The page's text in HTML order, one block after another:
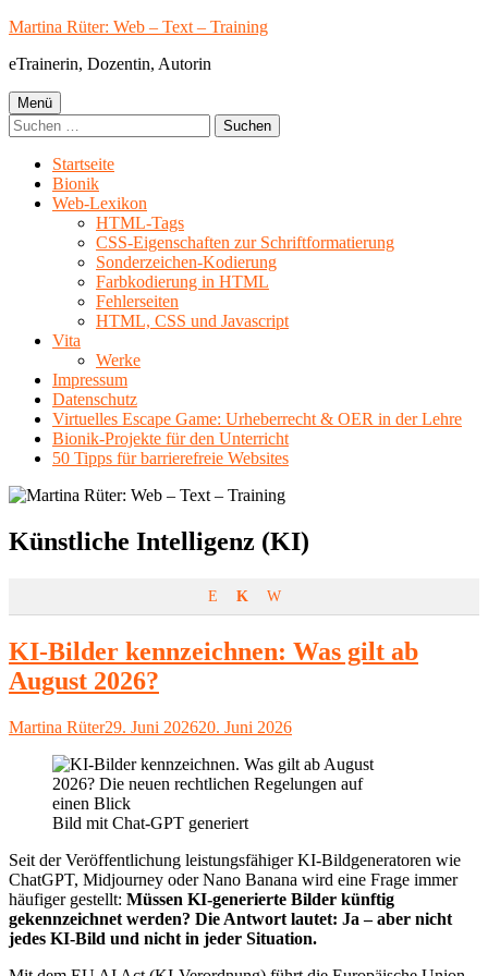
Springe
Inhalt
Martina Rüter: Web – Text – Training
eTrainerin, Dozentin, Autorin
Primäres
Menü
Menü
Suchen
nach:
Startseite
Bionik
Web-Lexikon
HTML-Tags
CSS-Eigenschaften zur Schriftformatierung
Sonderzeichen-Kodierung
Farbkodierung in HTML
Fehlerseiten
HTML, CSS und Javascript
Vita
Werke
Impressum
Datenschutz
Virtuelles Escape Game: Urheberrecht & OER in der Lehre
Bionik-Projekte für den Unterricht
50 Tipps für barrierefreie Websites
Schlagwort:
Künstliche Intelligenz (KI)
E K W
KI-Bilder kennzeichnen: Was gilt ab
August 2026?
Autor
Martina RüterVeröffentlicht
29. Juni 202620. Juni 2026
Bild mit Chat-GPT generiert
Seit der Veröffentlichung leistungsfähiger KI-Bildgeneratoren wie
ChatGPT, Midjourney oder Nano Banana wird eine Frage immer
häufiger gestellt: Müssen KI-generierte Bilder künftig
gekennzeichnet werden? Die Antwort lautet: Ja – aber nicht
jedes KI-Bild und nicht in jeder Situation.